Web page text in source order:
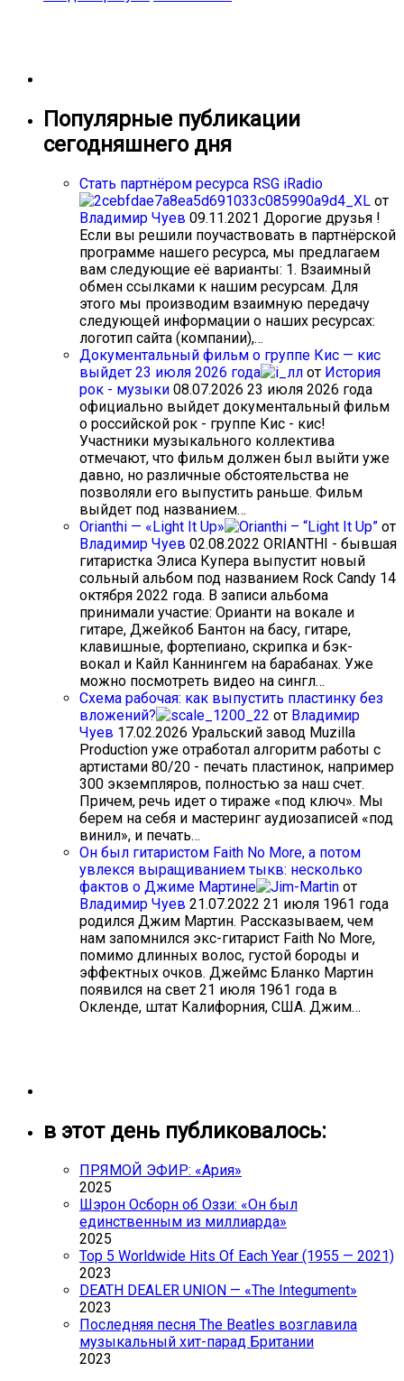
Популярные публикации
сегодняшнего дня
Стать партнёром ресурса RSG iRadio
от
Владимир Чуев 09.11.2021 Дорогие друзья !
Если вы решили поучаствовать в партнёрской
программе нашего ресурса, мы предлагаем
вам следующие её варианты: 1. Взаимный
обмен ссылками к нашим ресурсам. Для
этого мы производим взаимную передачу
следующей информации о наших ресурсах:
логотип сайта (компании),…
Документальный фильм о группе Кис — кис
выйдет 23 июля 2026 года
от История
рок - музыки 08.07.2026 23 июля 2026 года
официально выйдет документальный фильм
о российской рок - группе Кис - кис!
Участники музыкального коллектива
отмечают, что фильм должен был выйти уже
давно, но различные обстоятельства не
позволяли его выпустить раньше. Фильм
выйдет под названием…
Orianthi — «Light It Up»
от
Владимир Чуев 02.08.2022 ORIANTHI - бывшая
гитаристка Элиса Купера выпустит новый
сольный альбом под названием Rock Candy 14
октября 2022 года. В записи альбома
принимали участие: Орианти на вокале и
гитаре, Джейкоб Бантон на басу, гитаре,
клавишные, фортепиано, скрипка и бэк-
вокал и Кайл Каннингем на барабанах. Уже
можно посмотреть видео на сингл…
Схема рабочая: как выпустить пластинку без
вложений?
от Владимир
Чуев 17.02.2026 Уральский завод Muzilla
Production уже отработал алгоритм работы с
артистами 80/20 - печать пластинок, например
300 экземпляров, полностью за наш счет.
Причем, речь идет о тираже «под ключ». Мы
берем на себя и мастеринг аудиозаписей «под
винил», и печать…
Он был гитаристом Faith No More, а потом
увлекся выращиванием тыкв: несколько
фактов о Джиме Мартине
от
Владимир Чуев 21.07.2022 21 июля 1961 года
родился Джим Мартин. Рассказываем, чем
нам запомнился экс-гитарист Faith No More,
помимо длинных волос, густой бороды и
эффектных очков. Джеймс Бланко Мартин
появился на свет 21 июля 1961 года в
Окленде, штат Калифорния, США. Джим…
в этот день публиковалось:
ПРЯМОЙ ЭФИР: «Ария»
2025
Шэрон Осборн об Оззи: «Он был
единственным из миллиарда»
2025
Top 5 Worldwide Hits Of Each Year (1955 — 2021)
2023
DEATH DEALER UNION — «The Integument»
2023
Последняя песня The Beatles возглавила
музыкальный хит-парад Британии
2023